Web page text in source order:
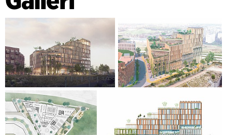
blevet prioriteret. Integreret landskabsdesign er en central
del af det arkitektoniske koncept og sikrer en
modstandsdygtig blok, der tjener positivt for økosystemet.
Bygningen er certificeret i henhold til Breeam Excellent,
Well Platinum, NollCO2 og Climate Smart Construction Site
Gold (Wästbyggs egen certificering). Projektet indgår også
i Hyllie Miljøprogram og Climate Smart Hyllie, ligesom det er
en del af C.F. Møller Architects' medlemskab af LFM30.